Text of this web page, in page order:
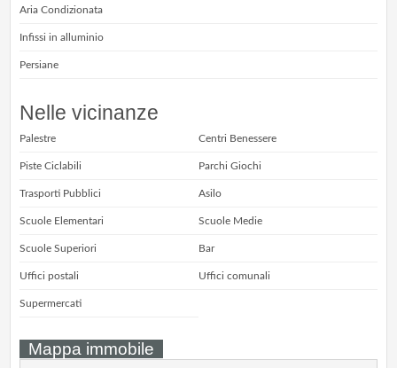
Aria Condizionata
Infissi in alluminio
Persiane
Nelle vicinanze
Palestre Centri Benessere
Piste Ciclabili Parchi Giochi
Trasporti Pubblici Asilo
Scuole Elementari Scuole Medie
Scuole Superiori Bar
Uffici postali Uffici comunali
Supermercati
Mappa immobile